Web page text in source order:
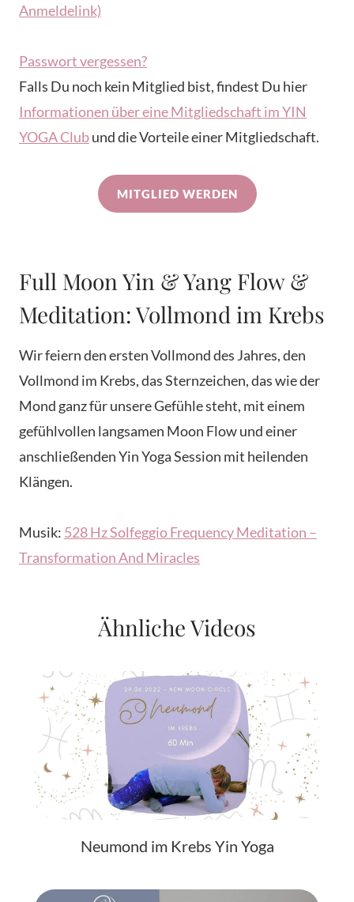
Anmeldelink)
Passwort vergessen?
Falls Du noch kein Mitglied bist, findest Du hier
Informationen über eine Mitgliedschaft im YIN
YOGA Clubund die Vorteile einer Mitgliedschaft.
MITGLIED WERDEN
Full Moon Yin & Yang Flow &
Meditation: Vollmond im Krebs
Wir feiern den ersten Vollmond des Jahres, den
Vollmond im Krebs, das Sternzeichen, das wie der
Mond ganz für unsere Gefühle steht, mit einem
gefühlvollen langsamen Moon Flow und einer
anschließenden Yin Yoga Session mit heilenden
Klängen.
Musik: 528 Hz Solfeggio Frequency Meditation –
Transformation And Miracles
Ähnliche Videos
Neumond im Krebs Yin Yoga